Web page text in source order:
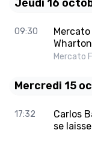
Jeudi 16
09:30
Mercato
Mercredi 15
17:32
Carlos
se